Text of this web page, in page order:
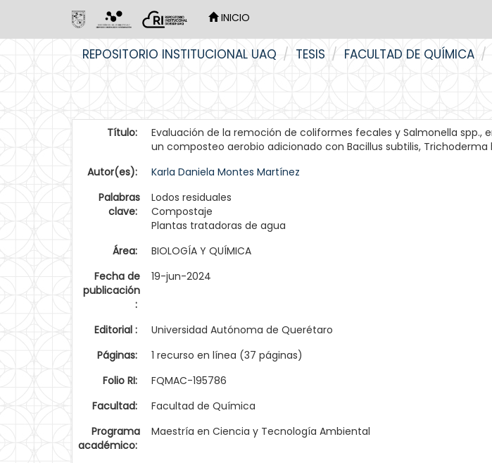
INICIO
REPOSITORIO INSTITUCIONAL UAQ TESIS FACULTAD DE QUÍMICA
Título:
Evaluación de la remoción de coliformes fecales y Salmonella
un composteo aerobio adicionado con Bacillus subtilis,
Autor(es):
Karla Daniela Montes Martínez
Palabras
clave:
Lodos residuales
Compostaje
Plantas tratadoras de agua
Área:
BIOLOGÍA Y QUÍMICA
Fecha de
publicación
:
19-jun-2024
Editorial :
Universidad Autónoma de Querétaro
Páginas:
1 recurso en línea (37 páginas)
Folio RI:
FQMAC-195786
Facultad:
Facultad de Química
Programa
académico:
Maestría en Ciencia y Tecnología Ambiental